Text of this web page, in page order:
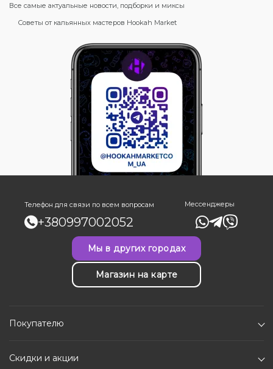
Все самые актуальные новости, подборки и миксы
Советы от кальянных мастеров Hookah Market
Телефон для связи по всем вопросам
+380997002052
Мессенджеры
Мы в других городах
Магазин на карте
Покупателю
Скидки и акции